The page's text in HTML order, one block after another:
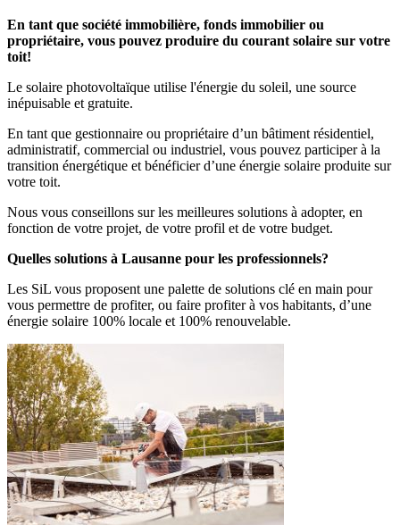
En tant que société immobilière, fonds immobilier ou
propriétaire, vous pouvez produire du courant solaire sur votre
toit!
Le solaire photovoltaïque utilise l'énergie du soleil, une source
inépuisable et gratuite.
En tant que gestionnaire ou propriétaire d’un bâtiment résidentiel,
administratif, commercial ou industriel, vous pouvez participer à la
transition énergétique et bénéficier d’une énergie solaire produite sur
votre toit.
Nous vous conseillons sur les meilleures solutions à adopter, en
fonction de votre projet, de votre profil et de votre budget.
Quelles solutions à Lausanne pour les professionnels?
Les SiL vous proposent une palette de solutions clé en main pour
vous permettre de profiter, ou faire profiter à vos habitants, d’une
énergie solaire 100% locale et 100% renouvelable.